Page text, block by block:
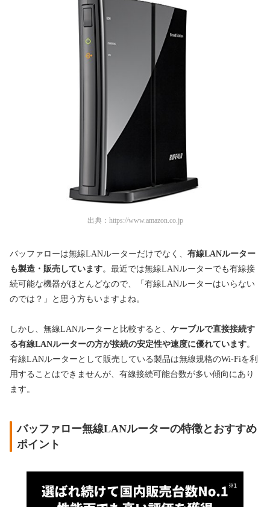
出典： https://www.amazon.co.jp
バッファローは無線LANルーターだけでなく、 有線LANルーター
も製造・販売しています。最近では無線LANルーターでも有線接
続可能な機器がほとんどなので、「有線LANルーターはいらない
のでは？」と思う方もいますよね。
しかし、無線LANルーターと比較すると、 ケーブルで直接接続す
る有線LANルーターの方が接続の安定性や速度に優れています。
有線LANルーターとして販売している製品は無線規格のWi-Fiを利
用することはできませんが、有線接続可能台数が多い傾向にあり
ます。
バッファロー無線LANルーターの特徴とおすすめ
ポイント